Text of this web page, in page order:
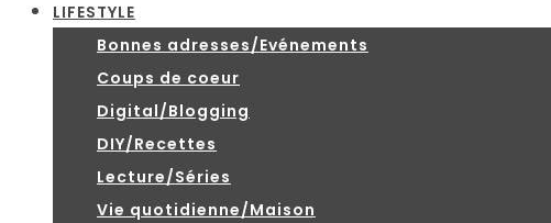
LIFESTYLE
Bonnes adresses/Evénements
Coups de coeur
Digital/Blogging
DIY/Recettes
Lecture/Séries
Vie quotidienne/Maison